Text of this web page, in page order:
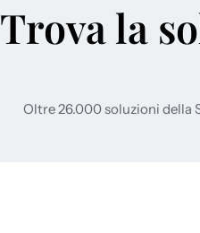
Trova la
Oltre 26.000 soluzioni della